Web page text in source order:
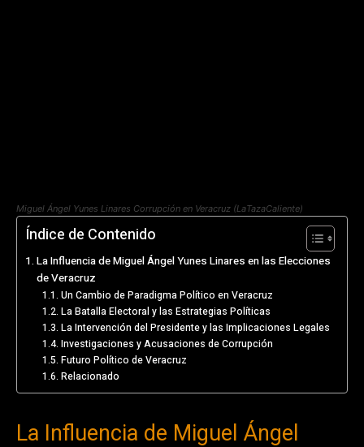
Miguel Ángel Yunes Linares Corrupción en Veracruz (LaTazaCaliente)
Índice de Contenido
La Influencia de Miguel Ángel Yunes Linares en las Elecciones
de Veracruz
Un Cambio de Paradigma Político en Veracruz
La Batalla Electoral y las Estrategias Políticas
La Intervención del Presidente y las Implicaciones Legales
Investigaciones y Acusaciones de Corrupción
Futuro Político de Veracruz
Relacionado
La Influencia de Miguel Ángel